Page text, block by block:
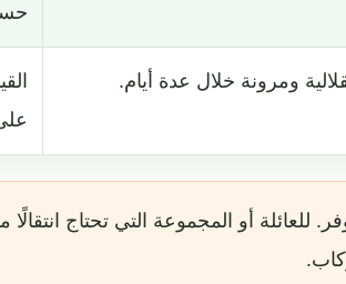
ومرونة خلال عدة أيام.
للعائلة أو المجموعة التي تحتاج